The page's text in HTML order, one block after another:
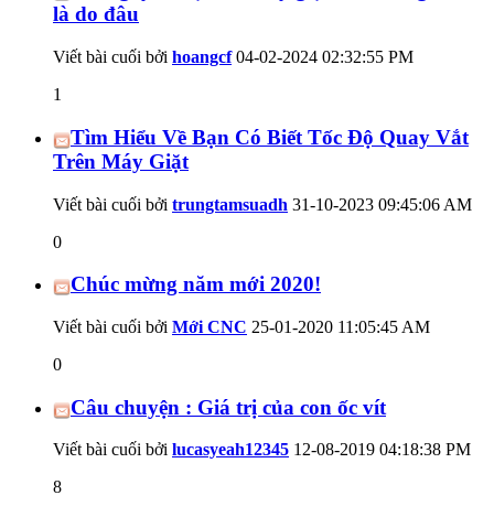
là do đâu
Viết bài cuối bởi hoangcf04-02-2024 02:32:55 PM
1
Tìm Hiểu Về Bạn Có Biết Tốc Độ Quay Vắt
Trên Máy Giặt
Viết bài cuối bởi trungtamsuadh 31-10-2023 09:45:06 AM
0
Chúc mừng năm mới 2020!
Viết bài cuối bởi Mới CNC 25-01-2020 11:05:45 AM
0
Câu chuyện : Giá trị của con ốc vít
Viết bài cuối bởi lucasyeah12345 12-08-2019 04:18:38 PM
8